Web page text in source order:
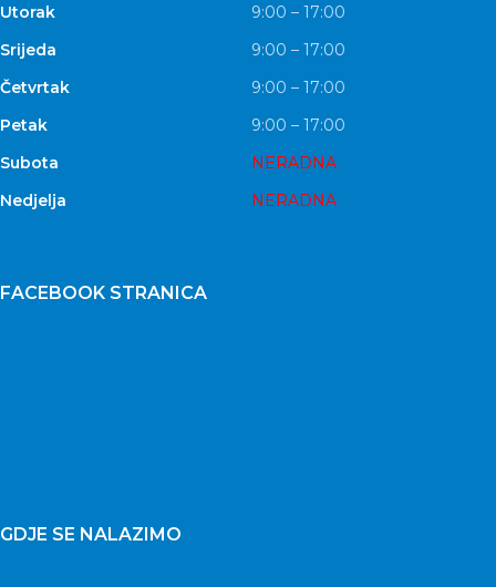
Utorak
9:00 – 17:00
Srijeda
9:00 – 17:00
Četvrtak
9:00 – 17:00
Petak
9:00 – 17:00
Subota
NERADNA
Nedjelja
NERADNA
FACEBOOK STRANICA
GDJE SE NALAZIMO